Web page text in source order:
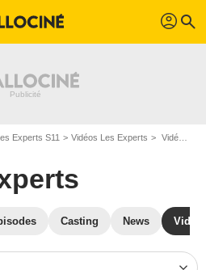
profil search
Experts S11 Vidéos Les Experts Vidéos Les Experts S11
Casting News